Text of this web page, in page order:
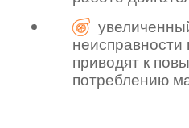
неисправности
приводят к
потреблению